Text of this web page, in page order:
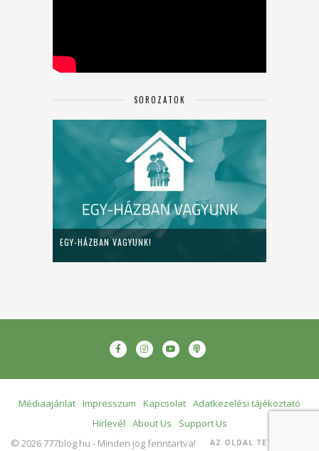
SOROZATOK
EGY-HÁZBAN VAGYUNK!
Médiaajánlat Impresszum Kapcsolat Adatkezelési tájékoztató
Hírlevél
About Us
Support Us
© 2026 777blog.hu - Minden jog fenntartva!
AZ OLDAL TETEJÉRE